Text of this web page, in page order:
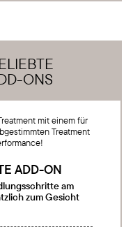
ONS
mit einem für
Treatment
ADD-ON
am
zum Gesicht